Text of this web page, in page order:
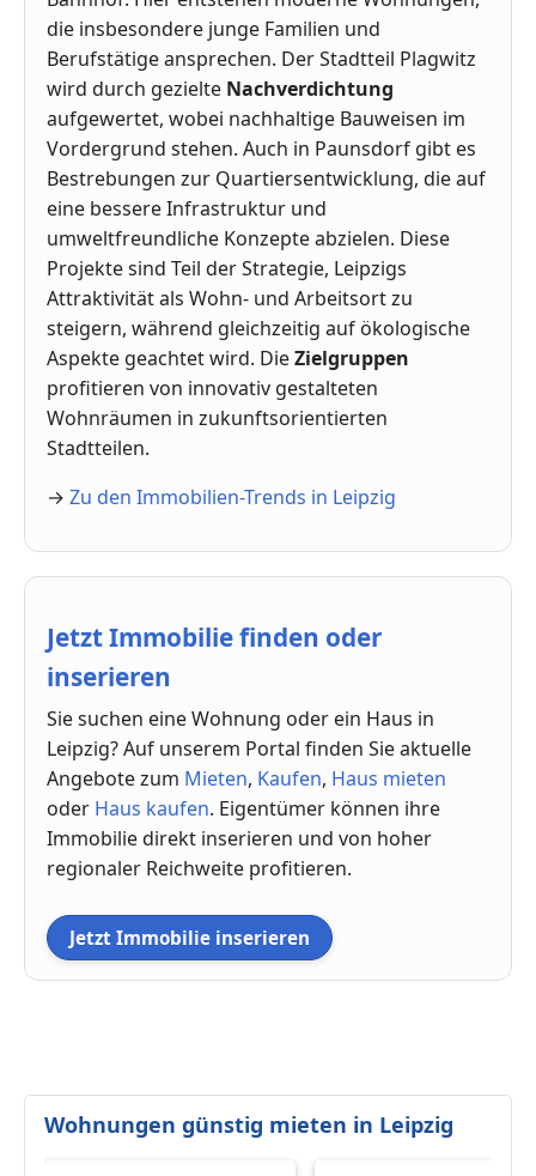
die insbesondere junge Familien und
Berufstätige ansprechen. Der Stadtteil Plagwitz
wird durch gezielte Nachverdichtung
aufgewertet, wobei nachhaltige Bauweisen im
Vordergrund stehen. Auch in Paunsdorf gibt es
Bestrebungen zur Quartiersentwicklung, die auf
eine bessere Infrastruktur und
umweltfreundliche Konzepte abzielen. Diese
Projekte sind Teil der Strategie, Leipzigs
Attraktivität als Wohn- und Arbeitsort zu
steigern, während gleichzeitig auf ökologische
Aspekte geachtet wird. DieZielgruppen
profitieren von innovativ gestalteten
Wohnräumen in zukunftsorientierten
Stadtteilen.
→ Zu den Immobilien-Trends in Leipzig
Jetzt Immobilie finden oder
inserieren
Sie suchen eine Wohnung oder ein Haus in
Leipzig? Auf unserem Portal finden Sie aktuelle
Angebote zum Mieten, Kaufen, Haus mieten
oder Haus kaufen. Eigentümer können ihre
Immobilie direkt inserieren und von hoher
regionaler Reichweite profitieren.
Jetzt Immobilie inserieren
Wohnungen günstig mieten in Leipzig